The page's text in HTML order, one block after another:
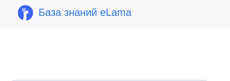
База знаний eLama